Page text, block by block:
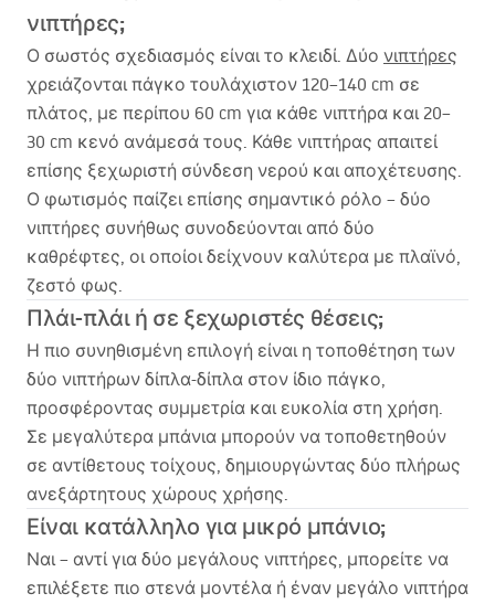
νιπτήρες;
Ο σωστός σχεδιασμός είναι το κλειδί. Δύο νιπτήρες
χρειάζονται πάγκο τουλάχιστον 120–140 cm σε
πλάτος, με περίπου 60 cm για κάθε νιπτήρα και 20–
30 cm κενό ανάμεσά τους. Κάθε νιπτήρας απαιτεί
επίσης ξεχωριστή σύνδεση νερού και αποχέτευσης.
Ο φωτισμός παίζει επίσης σημαντικό ρόλο – δύο
νιπτήρες συνήθως συνοδεύονται από δύο
καθρέφτες, οι οποίοι δείχνουν καλύτερα με πλαϊνό,
ζεστό φως.
Πλάι-πλάι ή σε ξεχωριστές θέσεις;
Η πιο συνηθισμένη επιλογή είναι η τοποθέτηση των
δύο νιπτήρων δίπλα-δίπλα στον ίδιο πάγκο,
προσφέροντας συμμετρία και ευκολία στη χρήση.
Σε μεγαλύτερα μπάνια μπορούν να τοποθετηθούν
σε αντίθετους τοίχους, δημιουργώντας δύο πλήρως
ανεξάρτητους χώρους χρήσης.
Είναι κατάλληλο για μικρό μπάνιο;
Ναι – αντί για δύο μεγάλους νιπτήρες, μπορείτε να
επιλέξετε πιο στενά μοντέλα ή έναν μεγάλο νιπτήρα